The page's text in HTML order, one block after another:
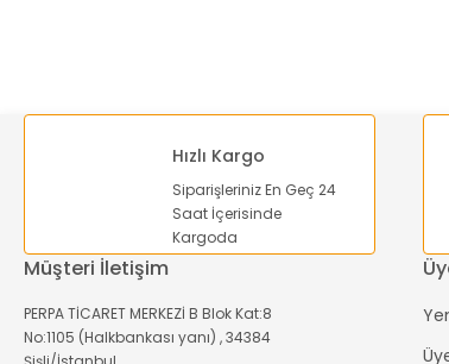
Cntd CFS-302 Döküm Korumalı Pedal Switch
846,72 TL
Hızlı Kargo
Siparişleriniz En Geç 24
Saat İçerisinde
Kargoda
Müşteri İletişim
PERPA TİCARET MERKEZİ B Blok Kat:8
No:1105 (Halkbankası yanı) , 34384